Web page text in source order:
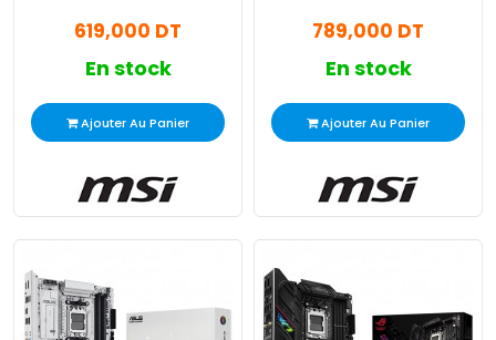
619,000 DT
En stock
Ajouter Au Panier
789,000 DT
En stock
Ajouter Au Panier